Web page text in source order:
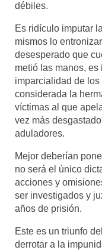
débiles.
Es ridículo imputar
mismos lo
desesperado que
metió las manos,
imparcialidad de
considerada la
víctimas al que
vez más
aduladores.
Mejor deberían
no será el único
acciones y
ser investigados y
años de prisión.
Este es un triunfo
derrotar a la